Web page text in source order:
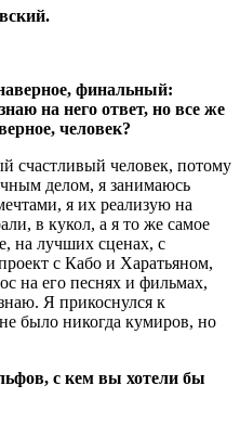
финальный:
на него ответ, но все же
человек?
счастливый человек, потому
делом, я занимаюсь
я их реализую на
в кукол, а я то же самое
на лучших сценах, с
с Кабо и Харатьяном,
на его песнях и фильмах,
Я прикоснулся к
было никогда кумиров, но
с кем вы хотели бы